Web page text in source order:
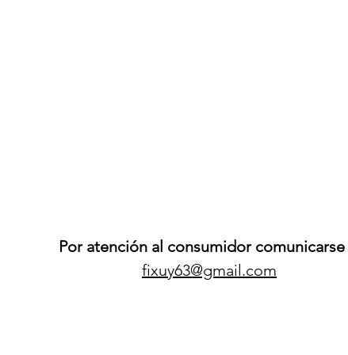
Por atención al consumidor comunicarse
fixuy63@gmail.com